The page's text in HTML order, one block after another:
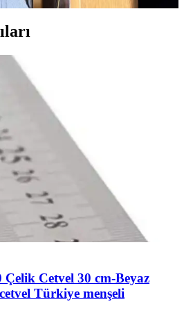
Cetvel 30 cm-Beyaz
Türkiye menşeli